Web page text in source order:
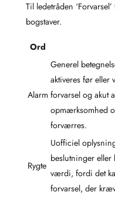
Til ledetråden
bogstaver.
Ord
Alarm
Generel
aktiveres før eller
forvarsel og akut
opmærksomhed
forværres.
Rygte
Uofficiel
beslutninger
værdi, fordi det
forvarsel, der